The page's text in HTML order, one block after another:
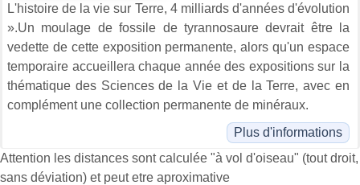
L'histoire de la vie sur Terre, 4 milliards d'années d'évolution
».Un moulage de fossile de tyrannosaure devrait être la
vedette de cette exposition permanente, alors qu'un espace
temporaire accueillera chaque année des expositions sur la
thématique des Sciences de la Vie et de la Terre, avec en
complément une collection permanente de minéraux.
Plus d'informations
Attention les distances sont calculée "à vol d'oiseau" (tout droit,
sans déviation) et peut etre aproximative